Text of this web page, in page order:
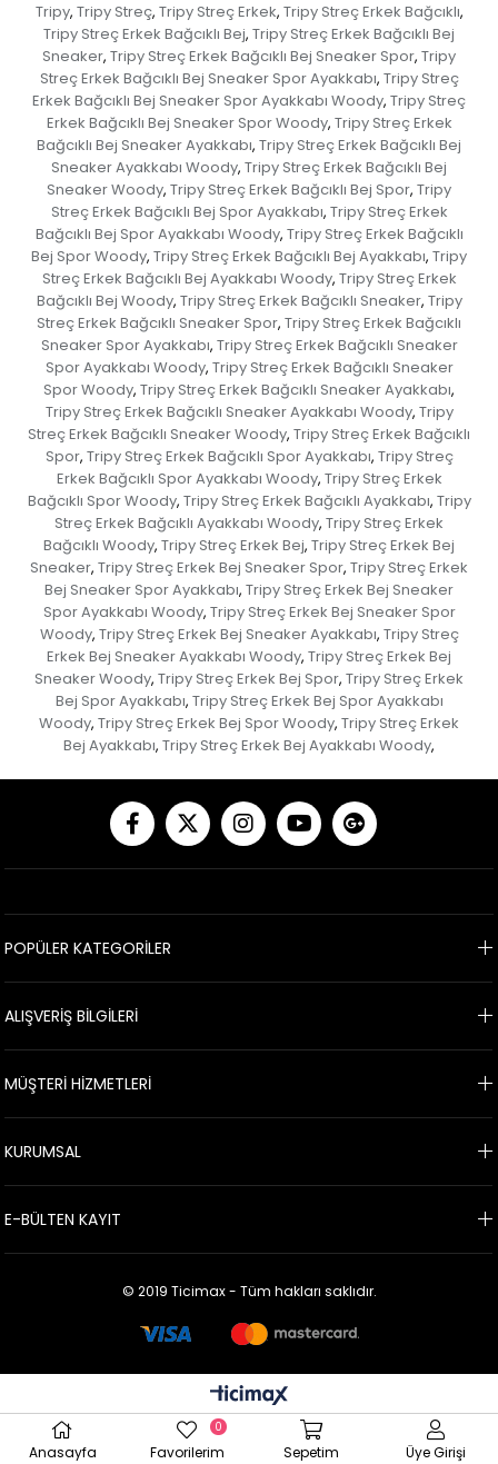
Tripy, Tripy Streç, Tripy Streç Erkek, Tripy Streç Erkek Bağcıklı,
Tripy Streç Erkek Bağcıklı Bej, Tripy Streç Erkek Bağcıklı Bej
Sneaker, Tripy Streç Erkek Bağcıklı Bej Sneaker Spor, Tripy
Streç Erkek Bağcıklı Bej Sneaker Spor Ayakkabı, Tripy Streç
Erkek Bağcıklı Bej Sneaker Spor Ayakkabı Woody, Tripy Streç
Erkek Bağcıklı Bej Sneaker Spor Woody, Tripy Streç Erkek
Bağcıklı Bej Sneaker Ayakkabı, Tripy Streç Erkek Bağcıklı Bej
Sneaker Ayakkabı Woody, Tripy Streç Erkek Bağcıklı Bej
Sneaker Woody, Tripy Streç Erkek Bağcıklı Bej Spor, Tripy
Streç Erkek Bağcıklı Bej Spor Ayakkabı, Tripy Streç Erkek
Bağcıklı Bej Spor Ayakkabı Woody, Tripy Streç Erkek Bağcıklı
Bej Spor Woody, Tripy Streç Erkek Bağcıklı Bej Ayakkabı, Tripy
Streç Erkek Bağcıklı Bej Ayakkabı Woody, Tripy Streç Erkek
Bağcıklı Bej Woody, Tripy Streç Erkek Bağcıklı Sneaker, Tripy
Streç Erkek Bağcıklı Sneaker Spor, Tripy Streç Erkek Bağcıklı
Sneaker Spor Ayakkabı, Tripy Streç Erkek Bağcıklı Sneaker
Spor Ayakkabı Woody, Tripy Streç Erkek Bağcıklı Sneaker
Spor Woody, Tripy Streç Erkek Bağcıklı Sneaker Ayakkabı,
Tripy Streç Erkek Bağcıklı Sneaker Ayakkabı Woody, Tripy
Streç Erkek Bağcıklı Sneaker Woody, Tripy Streç Erkek Bağcıklı
Spor, Tripy Streç Erkek Bağcıklı Spor Ayakkabı, Tripy Streç
Erkek Bağcıklı Spor Ayakkabı Woody, Tripy Streç Erkek
Bağcıklı Spor Woody, Tripy Streç Erkek Bağcıklı Ayakkabı, Tripy
Streç Erkek Bağcıklı Ayakkabı Woody, Tripy Streç Erkek
Bağcıklı Woody, Tripy Streç Erkek Bej, Tripy Streç Erkek Bej
Sneaker, Tripy Streç Erkek Bej Sneaker Spor, Tripy Streç Erkek
Bej Sneaker Spor Ayakkabı, Tripy Streç Erkek Bej Sneaker
Spor Ayakkabı Woody, Tripy Streç Erkek Bej Sneaker Spor
Woody, Tripy Streç Erkek Bej Sneaker Ayakkabı, Tripy Streç
Erkek Bej Sneaker Ayakkabı Woody, Tripy Streç Erkek Bej
Sneaker Woody, Tripy Streç Erkek Bej Spor, Tripy Streç Erkek
Bej Spor Ayakkabı, Tripy Streç Erkek Bej Spor Ayakkabı
Woody, Tripy Streç Erkek Bej Spor Woody, Tripy Streç Erkek
Bej Ayakkabı, Tripy Streç Erkek Bej Ayakkabı Woody,
POPÜLER KATEGORİLER
ALIŞVERİŞ BİLGİLERİ
MÜŞTERİ HİZMETLERİ
KURUMSAL
E-BÜLTEN KAYIT
© 2019 Ticimax - Tüm hakları saklıdır.
Anasayfa Favorilerim
0
Sepetim Üye Girişi